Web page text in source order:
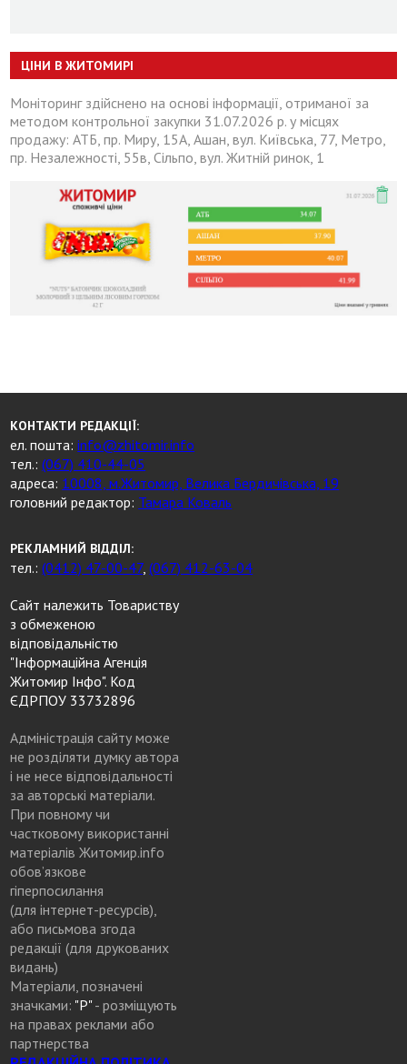
ЦІНИ В ЖИТОМИРІ
Моніторинг здійснено на основі інформації, отриманої за
методом контрольної закупки 31.07.2026 р. у місцях
продажу: АТБ, пр. Миру, 15А, Ашан, вул. Київська, 77, Метро,
пр. Незалежності, 55в, Сільпо, вул. Житній ринок, 1
КОНТАКТИ РЕДАКЦІЇ:
ел. пошта:info@zhitomir.info
тел.:(067) 410-44-05
адреса: 10008, м.Житомир, Велика Бердичівська, 19
головний редактор: Тамара Коваль
РЕКЛАМНИЙ ВІДДІЛ:
тел.:(0412) 47-00-47,(067) 412-63-04
Сайт належить Товариству
з обмеженою
відповідальністю
"Інформаційна Агенція
Житомир Інфо". Код
ЄДРПОУ 33732896
Адміністрація сайту може
не розділяти думку автора
і не несе відповідальності
за авторські матеріали.
При повному чи
частковому використанні
матеріалів Житомир.info
обов’язкове
гіперпосилання
(для інтернет-ресурсів),
або письмова згода
редакції (для друкованих
видань)
Матеріали, позначені
значками: "Р"- розміщують
на правах реклами або
партнерства